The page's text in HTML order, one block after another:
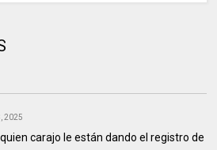
2025
carajo le están dando el registro de